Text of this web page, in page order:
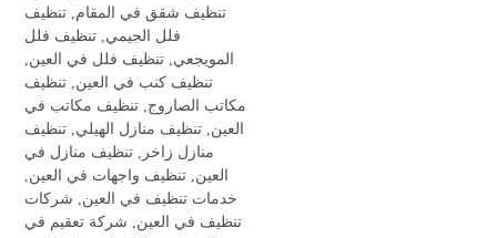
تنظيف شقق في المقام, تنظيف
فلل الجيمي, تنظيف فلل
المويجعي, تنظيف فلل في العين,
تنظيف كنب في العين, تنظيف
مكاتب الصاروج, تنظيف مكاتب في
العين, تنظيف منازل الهيلي, تنظيف
منازل زاخر , تنظيف منازل في
العين, تنظيف واجهات في العين,
خدمات تنظيف في العين, شركات
تنظيف في العين, شركة تعقيم في